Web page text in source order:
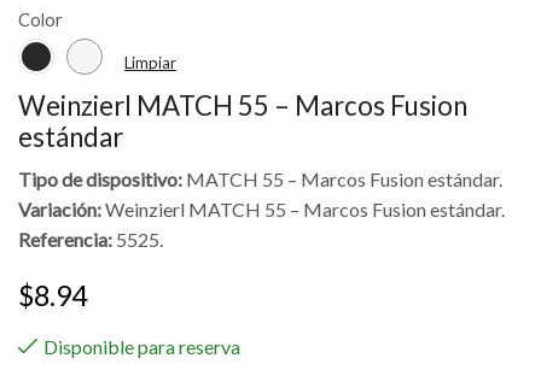
Color
Limpiar
Weinzierl MATCH 55 – Marcos Fusion
estándar
Tipo de dispositivo: MATCH 55 – Marcos Fusion estándar.
Variación:Weinzierl MATCH 55 – Marcos Fusion estándar.
Referencia: 5525.
$8.94
Disponible para reserva